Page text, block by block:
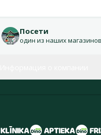
Посети
один из наших магазинов